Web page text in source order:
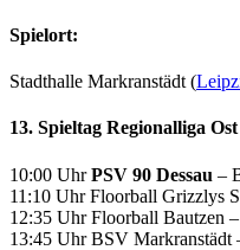
Spielort:
Stadthalle Markranstädt (
13. Spieltag Regionalliga
10:00 Uhr PSV 90 Dessau –
11:10 Uhr Floorball Grizzlys
12:35 Uhr Floorball Bautzen –
13:45 Uhr BSV Markranstädt